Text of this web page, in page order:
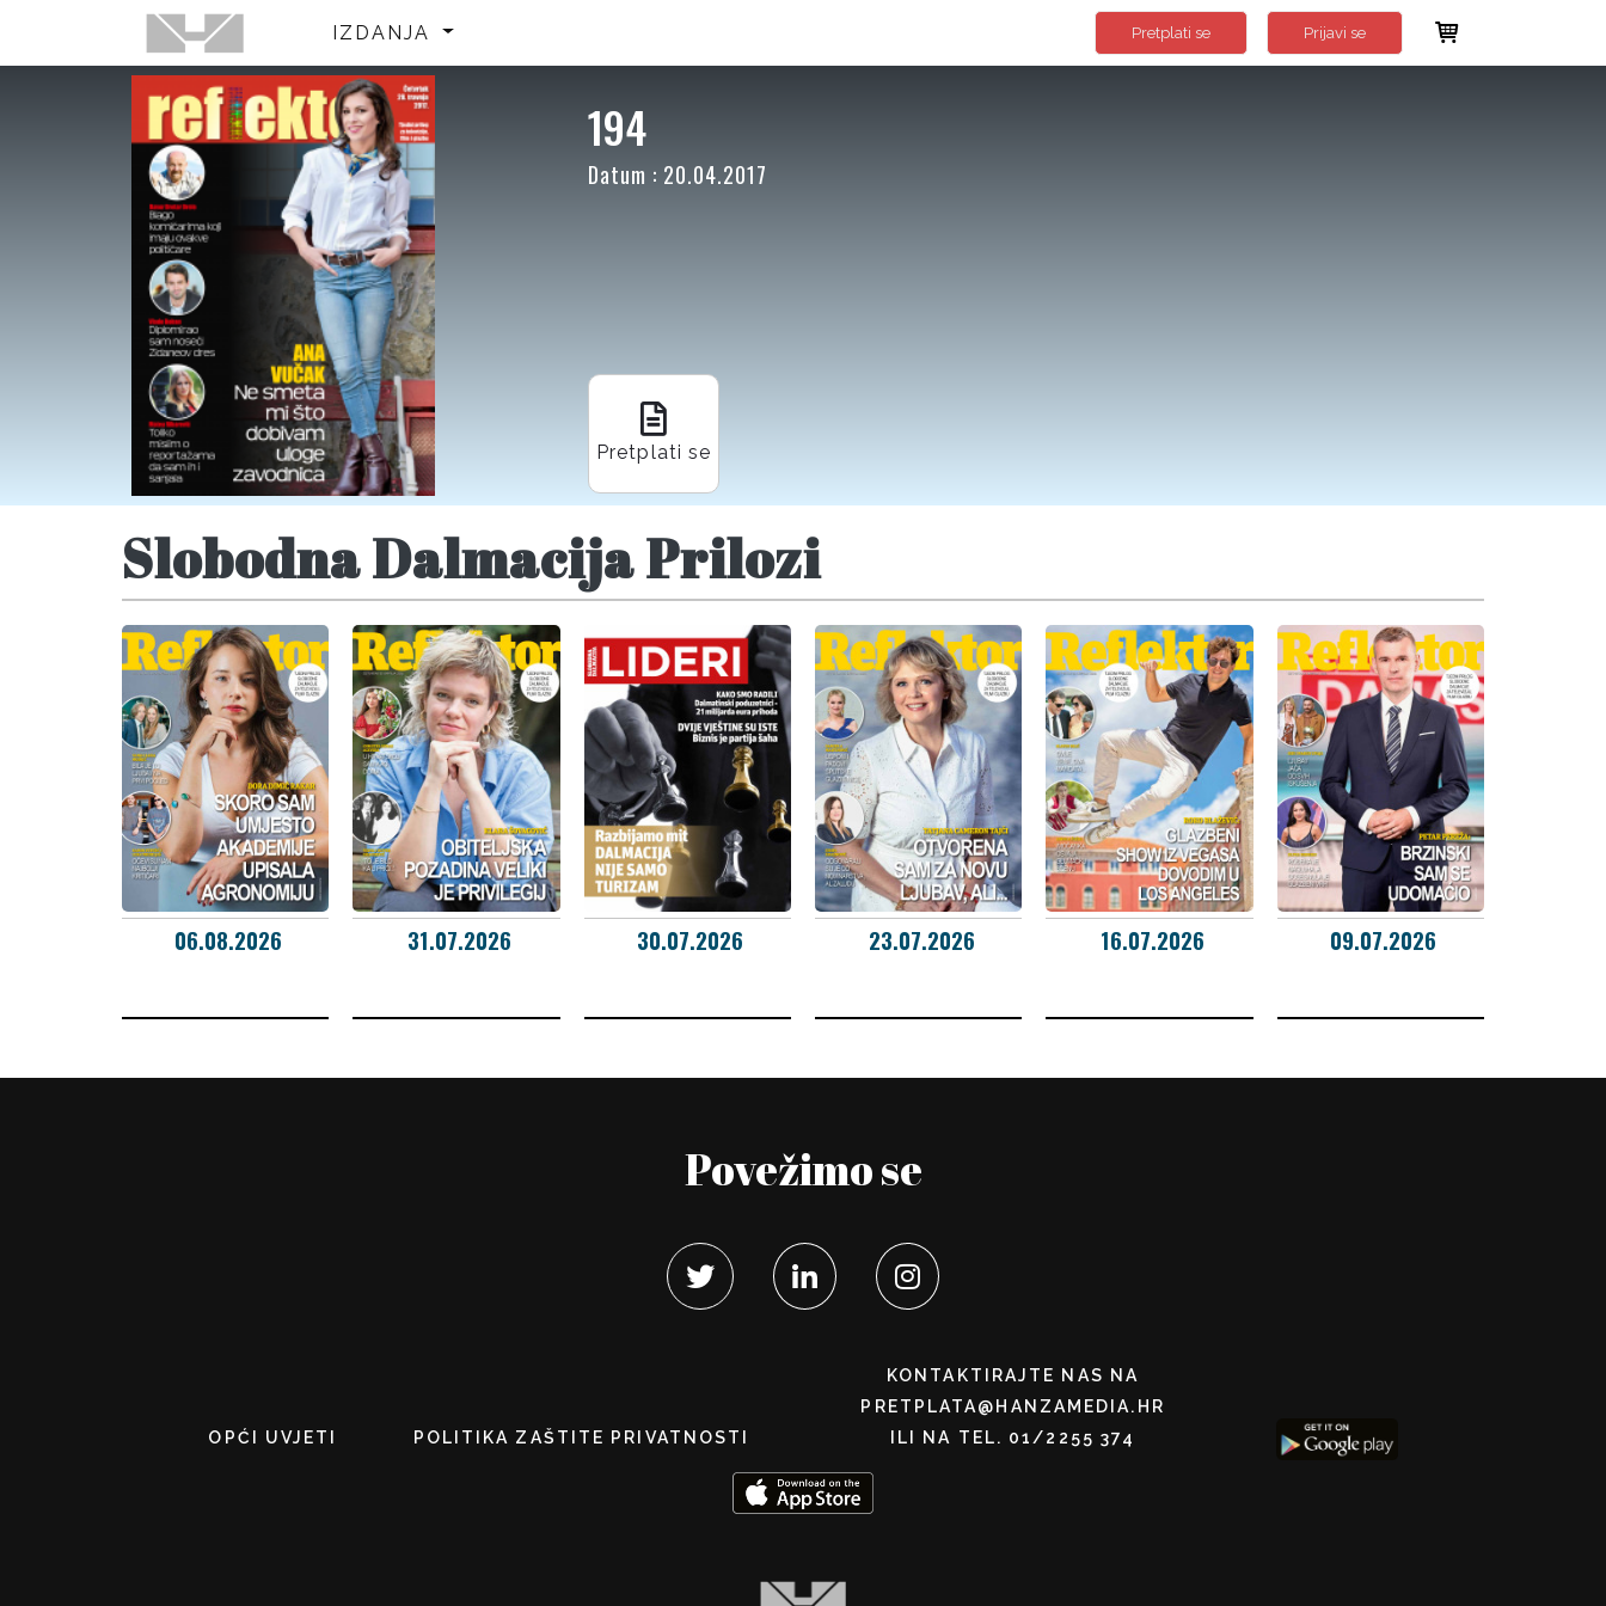
IZDANJA Pretplati se Prijavi se
194
Datum : 20.04.2017
Pretplati se
Slobodna Dalmacija Prilozi
06.08.2026 31.07.2026 30.07.2026 23.07.2026 16.07.2026 09.07.2026
Povežimo se
OPĆI UVJETI POLITIKA ZAŠTITE PRIVATNOSTI
KONTAKTIRAJTE NAS NA
PRETPLATA@HANZAMEDIA.HR
ILI NA TEL. 01/2255 374